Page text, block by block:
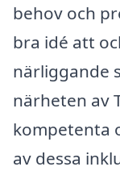
behov och
bra idé att
närliggande
närheten av
kompetenta
av dessa